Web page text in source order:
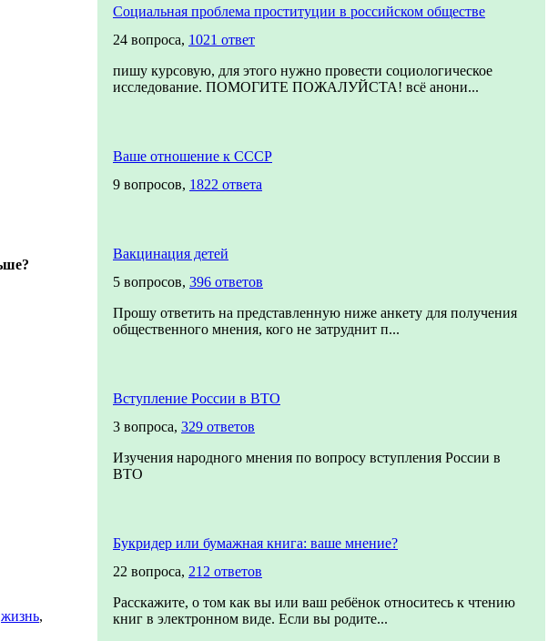
жизнь,
Социальная проблема проституции в российском обществе
24 вопроса, 1021 ответ
пишу курсовую, для этого нужно провести социологическое
исследование. ПОМОГИТЕ ПОЖАЛУЙСТА! всё анони...
Ваше отношение к СССР
9 вопросов, 1822 ответа
Вакцинация детей
5 вопросов, 396 ответов
Прошу ответить на представленную ниже анкету для получения
общественного мнения, кого не затруднит п...
Вступление России в ВТО
3 вопроса, 329 ответов
Изучения народного мнения по вопросу вступления России в
ВТО
Букридер или бумажная книга: ваше мнение?
22 вопроса, 212 ответов
Расскажите, о том как вы или ваш ребёнок относитесь к чтению
книг в электронном виде. Если вы родите...